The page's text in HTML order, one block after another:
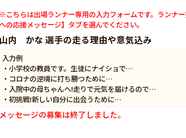
※こちらは出場ランナー専用の入力フォームです。ランナ
への応援メッセージ】タブを選んでください。
山内 かな 選手の走る理由や意気込み
入力例
・小学校の教員です。生徒にナイショで…
・コロナの逆境に打ち勝つために…
・入院中の母ちゃんへ!走りで元気を届けるので…
・初挑戦!新しい自分に出会うために…
メッセージの募集は終了しました。